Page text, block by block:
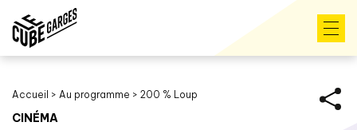
Accueil > Au programme > 200 % Loup
CINÉMA